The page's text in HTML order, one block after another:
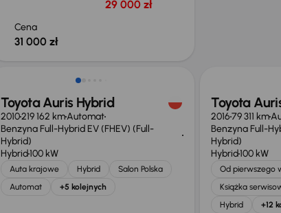
29 000 zł
Cena
31 000 zł
Toyota Auris Hybrid
2010219 162 kmAutomat
Benzyna Full-Hybrid EV (FHEV) (Full-
Hybrid)
Hybrid100 kW
Auta krajowe Hybrid
Salon Polska
Automat
+5 kolejnych
Toyota
201679 311 km
Benzyna Full-
Hybrid)
Hybrid100 kW
Od pierwszego
Książka
Hybrid
+12